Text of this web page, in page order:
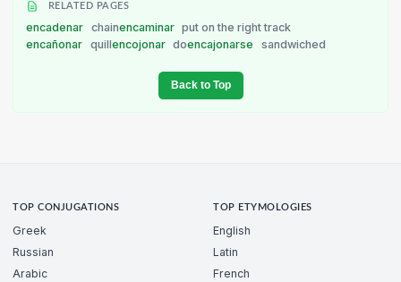
RELATED PAGES
encadenar chainencaminar put on the right track
encañonar quillencojonar doencajonarse sandwiched
Back to Top
TOP CONJUGATIONS
Greek
Russian
Arabic
TOP ETYMOLOGIES
English
Latin
French